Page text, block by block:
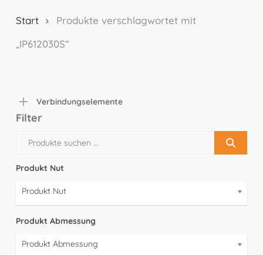
Start
Produkte verschlagwortet mit
„IP612030S“
Verbindungselemente
Filter
Produkt Nut
Produkt Nut
Produkt Abmessung
Produkt Abmessung